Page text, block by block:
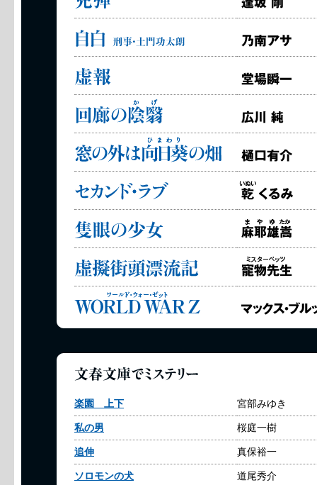
楽園 上下 宮部みゆき
私の男 桜庭一樹
追伸 真保裕一
ソロモンの犬 道尾秀介